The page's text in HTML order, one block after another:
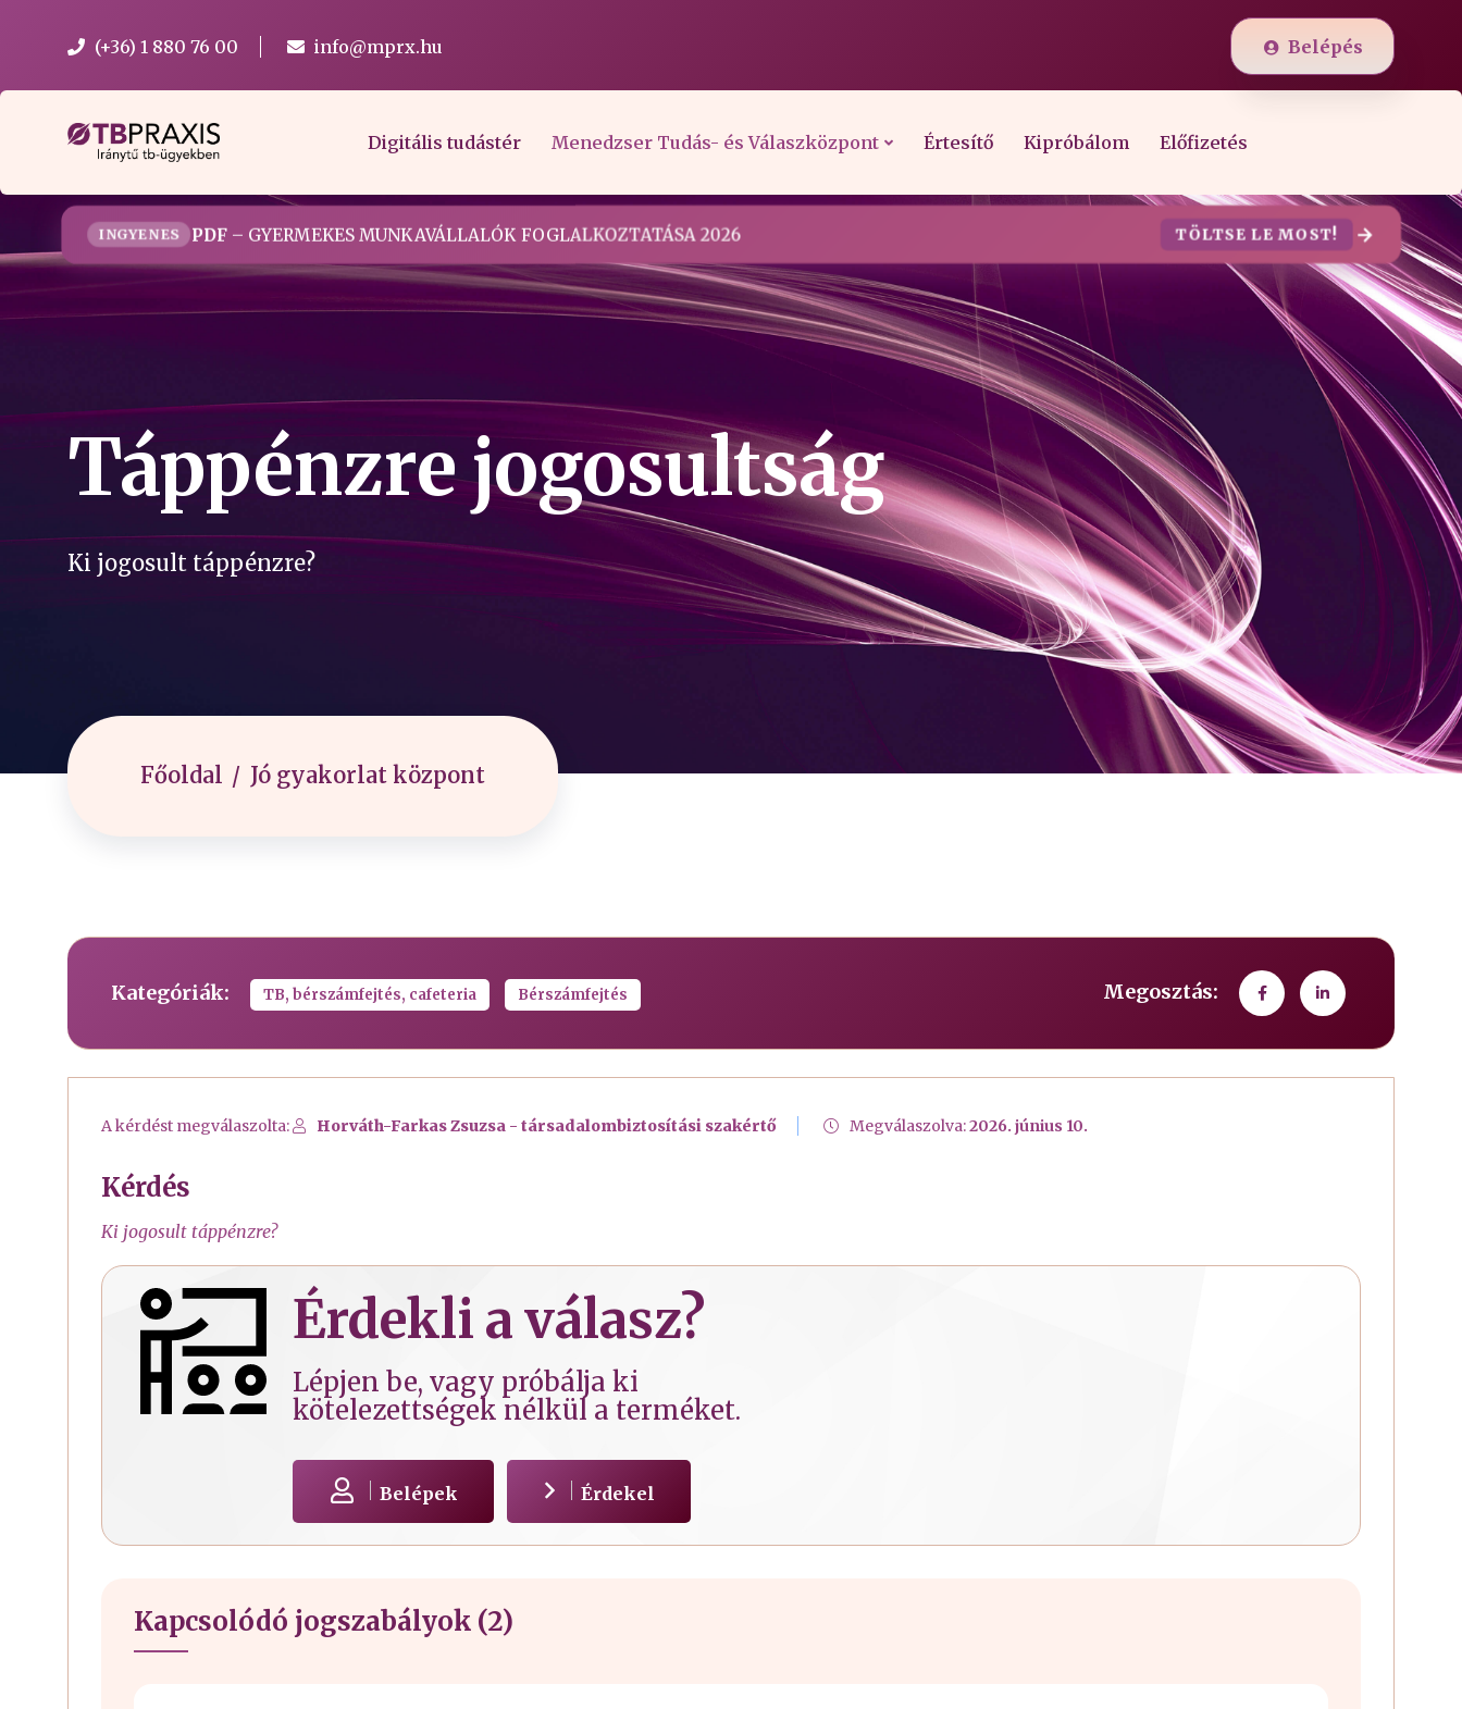
(+36) 1 880 76 00 info@mprx.hu Belépés
Digitális tudástér Menedzser Tudás- és Válaszközpont Értesítő Kipróbálom Előfizetés
INGYENES PDF – GYERMEKES MUNKAVÁLLALÓK FOGLALKOZTATÁSA 2026 TÖLTSE LE MOST!
Táppénzre jogosultság
Ki jogosult táppénzre?
Főoldal Jó gyakorlat központ
Kategóriák: TB, bérszámfejtés, cafeteria Bérszámfejtés Megosztás:
A kérdést megválaszolta: Horváth-Farkas Zsuzsa - társadalombiztosítási szakértő Megválaszolva:2026. június 10.
Kérdés
Ki jogosult táppénzre?
Érdekli a válasz?
Lépjen be, vagy próbálja ki
kötelezettségek nélkül a terméket.
Belépek Érdekel
Kapcsolódó jogszabályok (2)